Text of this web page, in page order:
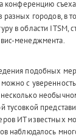
конференцию
городов, в
в области ITSM,
менеджмента.
подобных
с
тусовкой
ИТ известных
наблюдалось